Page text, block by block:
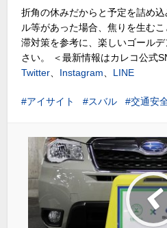
折角の休みだからと予定を詰め
ル等があった場合、焦りを生む
滞対策を参考に、楽しいゴール
さい。
＜最新情報はカレコ公式
Twitter
Instagram LINE
アイサイト スバル 交通安